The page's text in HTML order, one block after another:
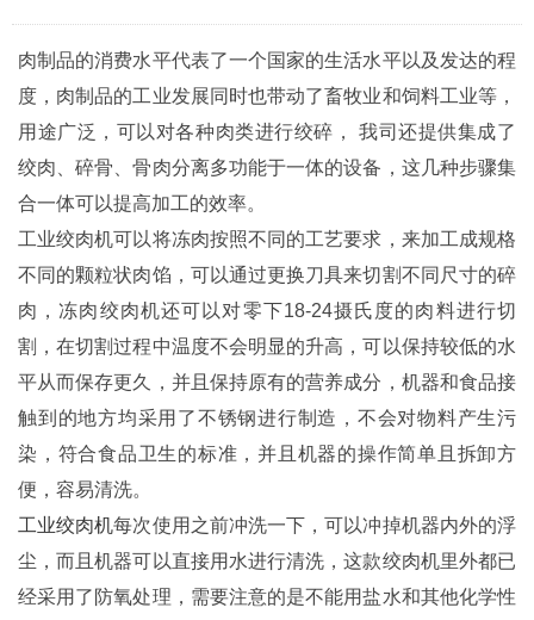
肉制品的消费水平代表了一个国家的生活水平以及发达的程
度，肉制品的工业发展同时也带动了畜牧业和饲料工业等，
用途广泛，可以对各种肉类进行绞碎， 我司还提供集成了
绞肉、碎骨、骨肉分离多功能于一体的设备，这几种步骤集
合一体可以提高加工的效率。
工业绞肉机可以将冻肉按照不同的工艺要求，来加工成规格
不同的颗粒状肉馅，可以通过更换刀具来切割不同尺寸的碎
肉，冻肉绞肉机还可以对零下18-24摄氏度的肉料进行切
割，在切割过程中温度不会明显的升高，可以保持较低的水
平从而保存更久，并且保持原有的营养成分，机器和食品接
触到的地方均采用了不锈钢进行制造，不会对物料产生污
染，符合食品卫生的标准，并且机器的操作简单且拆卸方
便，容易清洗。
工业绞肉机每次使用之前冲洗一下，可以冲掉机器内外的浮
尘，而且机器可以直接用水进行清洗，这款绞肉机里外都已
经采用了防氧处理，需要注意的是不能用盐水和其他化学性